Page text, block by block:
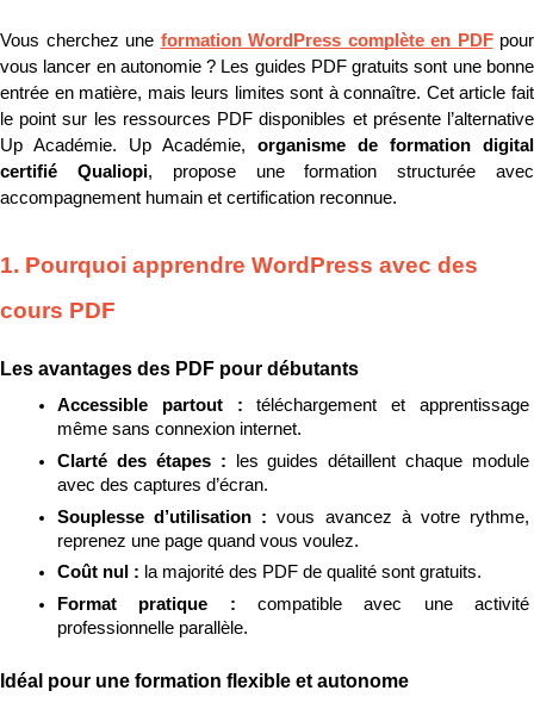
Vous cherchez une formation WordPress complète en PDF pour
vous lancer en autonomie ? Les guides PDF gratuits sont une bonne
entrée en matière, mais leurs limites sont à connaître. Cet article fait
le point sur les ressources PDF disponibles et présente l’alternative
Up Académie. Up Académie, organisme de formation digital
certifié Qualiopi, propose une formation structurée avec
accompagnement humain et certification reconnue.
1. Pourquoi apprendre WordPress avec des
cours PDF
Les avantages des PDF pour débutants
Accessible partout : téléchargement et apprentissage
même sans connexion internet.
Clarté des étapes :
les guides détaillent chaque module
avec des captures d’écran.
Souplesse d’utilisation : vous avancez à votre rythme,
reprenez une page quand vous voulez.
Coût nul : la majorité des PDF de qualité sont gratuits.
Format pratique : compatible avec une activité
professionnelle parallèle.
Idéal pour une formation flexible et autonome